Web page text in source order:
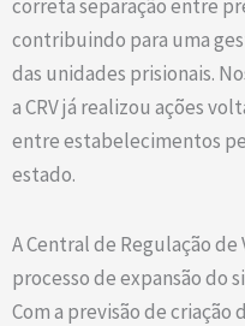
correta separação entre
contribuindo para uma
das unidades prisionais.
a CRV já realizou ações
entre estabelecimentos
estado.
A Central de Regulação
processo de expansão do
Com a previsão de criação